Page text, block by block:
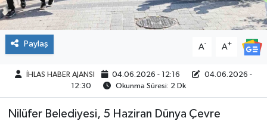
Paylaş A- A+
İHLAS HABER AJANSI 04.06.2026 - 12:16
04.06.2026 -
12:30
Okunma Süresi: 2 Dk
Nilüfer Belediyesi, 5 Haziran Dünya Çevre